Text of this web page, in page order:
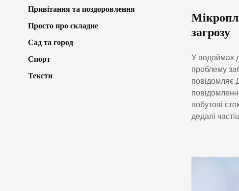
загрозу
У водоймах
проблему
повідомляє
побутові
дедалі
Привітання та поздоровлення
Просто про складне
Сад та город
Спорт
Тексти